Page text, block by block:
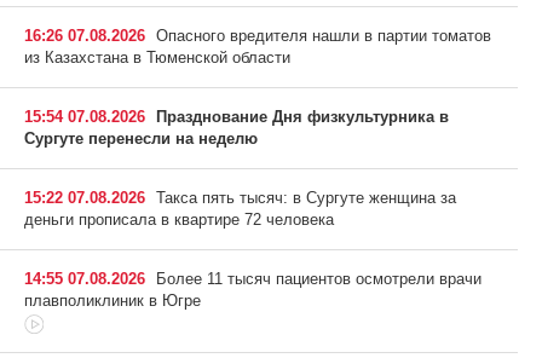
16:26 07.08.2026 Опасного вредителя нашли в партии томатов
из Казахстана в Тюменской области
15:54 07.08.2026
Празднование Дня физкультурника в
Сургуте перенесли на неделю
15:22 07.08.2026 Такса пять тысяч: в Сургуте женщина за
деньги прописала в квартире 72 человека
14:55 07.08.2026
Более 11 тысяч пациентов осмотрели врачи
плавполиклиник в Югре